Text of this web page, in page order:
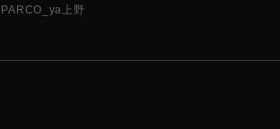
PARCO_ya上野